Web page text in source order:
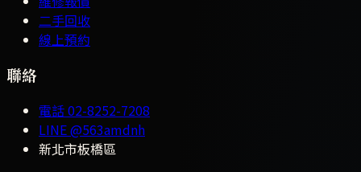
二手回收
線上預約
聯絡
電話02-8252-7208
LINE@563amdnh
新北市板橋區